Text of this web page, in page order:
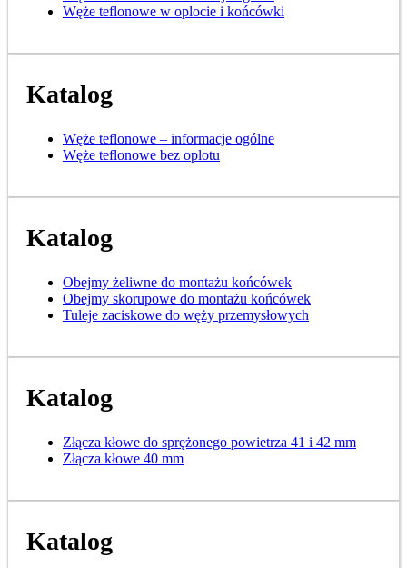
Węże teflonowe w oplocie i końcówki
Katalog
Węże teflonowe – informacje ogólne
Węże teflonowe bez oplotu
Katalog
Obejmy żeliwne do montażu końcówek
Obejmy skorupowe do montażu końcówek
Tuleje zaciskowe do węży przemysłowych
Katalog
Złącza kłowe do sprężonego powietrza 41 i 42 mm
Złącza kłowe 40 mm
Katalog